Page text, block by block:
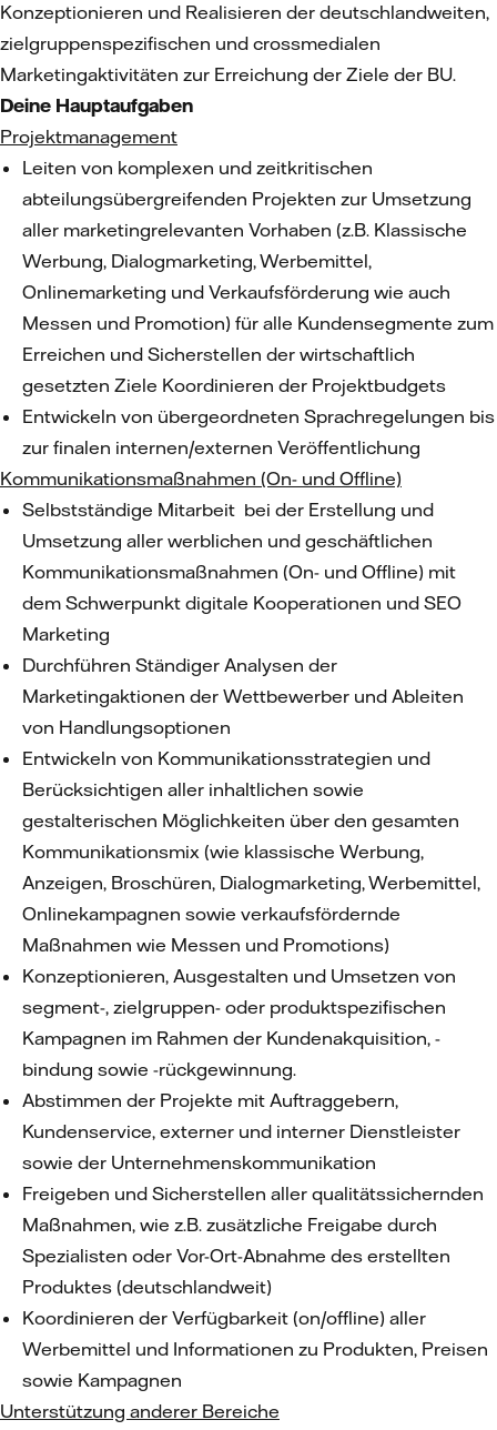
Konzeptionieren und Realisieren der deutschlandweiten,
zielgruppenspezifischen und crossmedialen
Marketingaktivitäten zur Erreichung der Ziele der BU.
Deine Hauptaufgaben
Projektmanagement
Leiten von komplexen und zeitkritischen
abteilungsübergreifenden Projekten zur Umsetzung
aller marketingrelevanten Vorhaben (z.B. Klassische
Werbung, Dialogmarketing, Werbemittel,
Onlinemarketing und Verkaufsförderung wie auch
Messen und Promotion) für alle Kundensegmente zum
Erreichen und Sicherstellen der wirtschaftlich
gesetzten Ziele Koordinieren der Projektbudgets
Entwickeln von übergeordneten Sprachregelungen bis
zur finalen internen/externen Veröffentlichung
Kommunikationsmaßnahmen (On- und Offline)
Selbstständige Mitarbeit bei der Erstellung und
Umsetzung aller werblichen und geschäftlichen
Kommunikationsmaßnahmen (On- und Offline) mit
dem Schwerpunkt digitale Kooperationen und SEO
Marketing
Durchführen Ständiger Analysen der
Marketingaktionen der Wettbewerber und Ableiten
von Handlungsoptionen
Entwickeln von Kommunikationsstrategien und
Berücksichtigen aller inhaltlichen sowie
gestalterischen Möglichkeiten über den gesamten
Kommunikationsmix (wie klassische Werbung,
Anzeigen, Broschüren, Dialogmarketing, Werbemittel,
Onlinekampagnen sowie verkaufsfördernde
Maßnahmen wie Messen und Promotions)
Konzeptionieren, Ausgestalten und Umsetzen von
segment-, zielgruppen- oder produktspezifischen
Kampagnen im Rahmen der Kundenakquisition, -
bindung sowie -rückgewinnung.
Abstimmen der Projekte mit Auftraggebern,
Kundenservice, externer und interner Dienstleister
sowie der Unternehmenskommunikation
Freigeben und Sicherstellen aller qualitätssichernden
Maßnahmen, wie z.B. zusätzliche Freigabe durch
Spezialisten oder Vor-Ort-Abnahme des erstellten
Produktes (deutschlandweit)
Koordinieren der Verfügbarkeit (on/offline) aller
Werbemittel und Informationen zu Produkten, Preisen
sowie Kampagnen
Unterstützung anderer Bereiche